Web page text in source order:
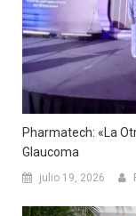
Pharmatech: «La
Glaucoma
julio 19, 2026